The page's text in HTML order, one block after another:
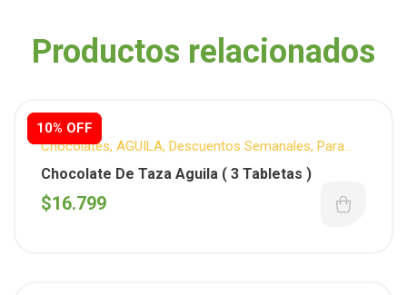
Productos relacionados
10% OFF
10% OFF
Chocolates, AGUILA, Descuentos Semanales, Para
tus comidas ,Reposteria
Chocolate De Taza Aguila ( 3 Tabletas )
$16.799